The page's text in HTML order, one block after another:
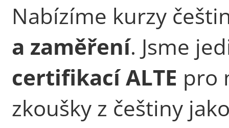
Nabízíme kurzy
a zaměření. Jsme
certifikací ALTE pro
zkoušky z češtiny